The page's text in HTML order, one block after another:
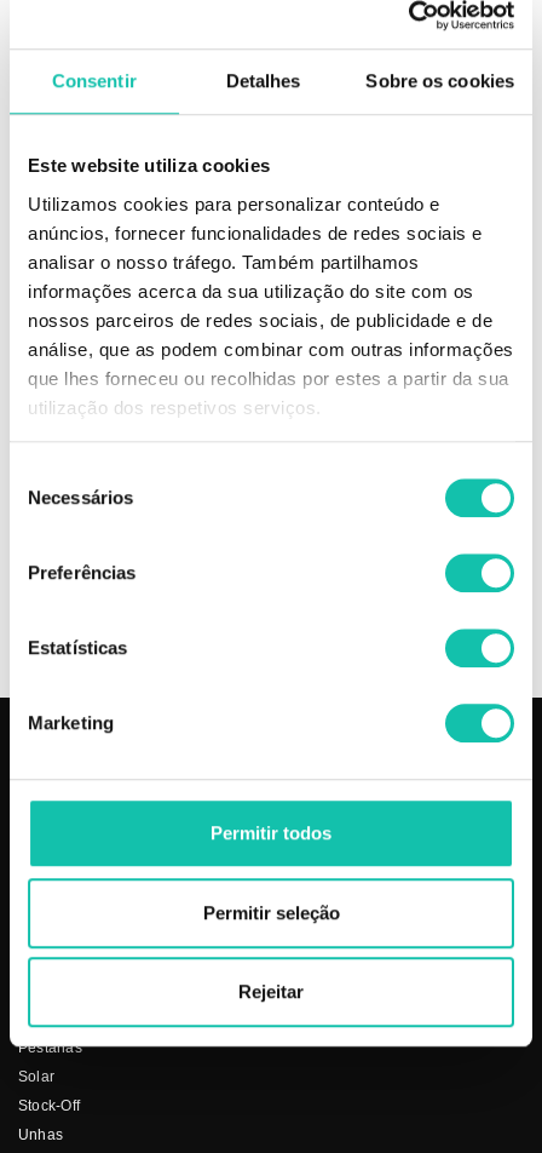
Consentir Detalhes Sobre os cookies
Este website utiliza cookies
Utilizamos cookies para personalizar conteúdo e
anúncios, fornecer funcionalidades de redes sociais e
analisar o nosso tráfego. Também partilhamos
informações acerca da sua utilização do site com os
nossos parceiros de redes sociais, de publicidade e de
análise, que as podem combinar com outras informações
que lhes forneceu ou recolhidas por estes a partir da sua
utilização dos respetivos serviços.
Necessários
Preferências
Estatísticas
Marketing
Permitir todos
Permitir seleção
Rejeitar
DESCRIÇÃO
Elaborado com Óleo de Argan, Queratina e extrato de Jaborandi age no
bulbo e na estrutura capilar, proporcionando força e regeneração
excepcional da raiz às pontas dos cabelos. Combate à queda capilar.
Com sofisticada fragrância. Cabelos com muito brilho, vitalidade, macios,
nutridos e resistentes.
Resultados extraordinários com apenas 3 minutos por dia. Contém alho
neutralizado. Pode ser usado diariamente. Nova fragrância sem cheiro
de alho.
MELHOR PREÇO | Comprar GOTA DOURADA Champôs Fortalecimento
Cabelo
Makeup
Pestanas
Solar
Stock-Off
Unhas
Termos e condições
Os nossos preços
Fornecedores
Social